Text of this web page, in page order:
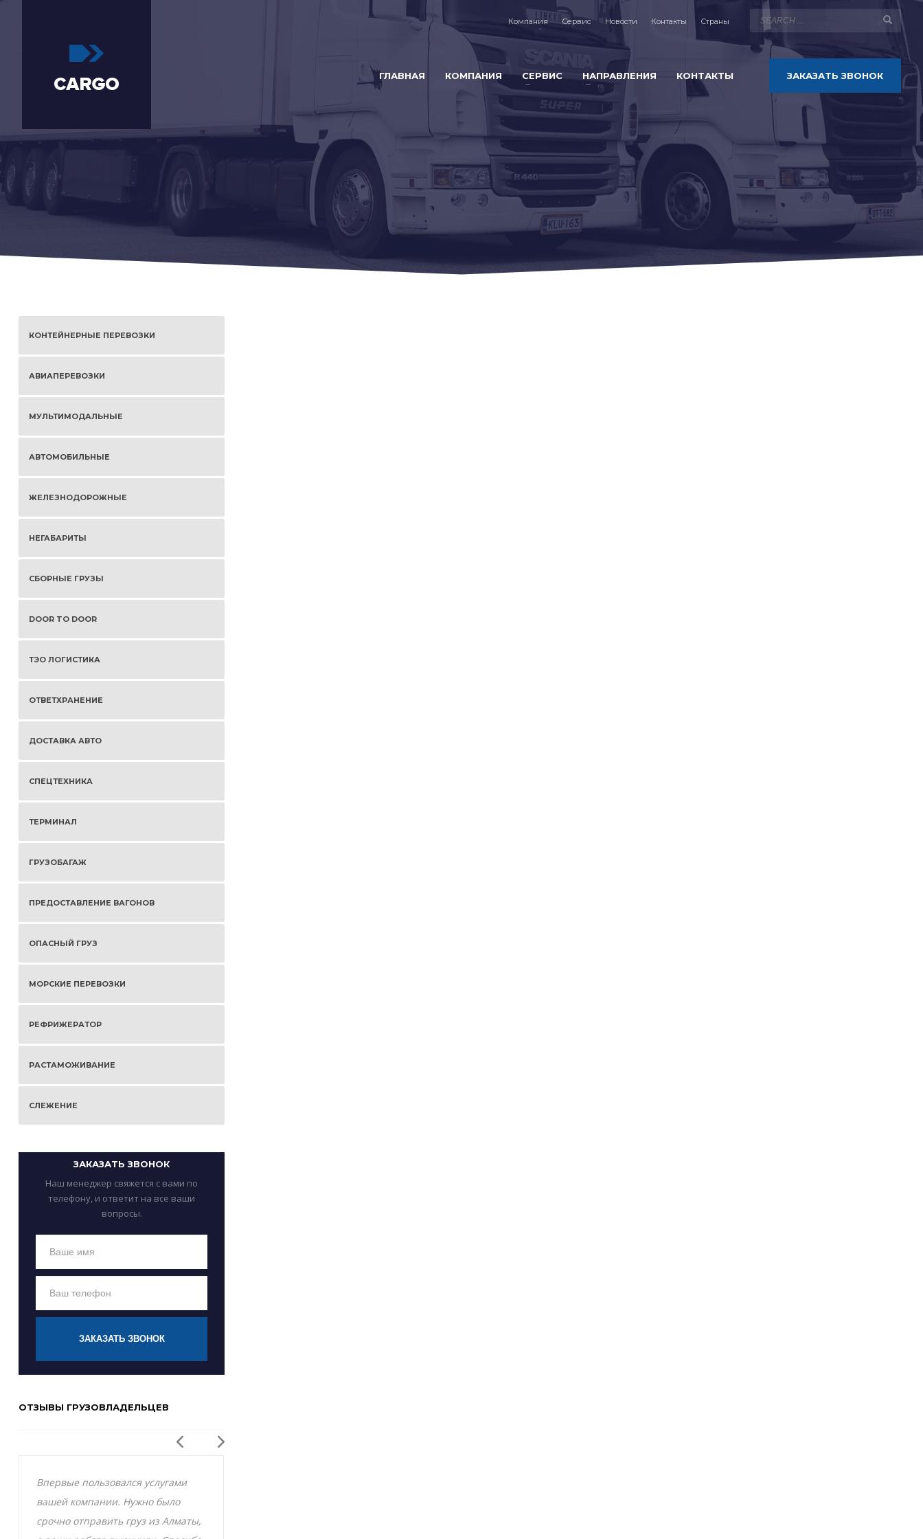
Компания Сервис Новости Контакты Страны
ГЛАВНАЯ КОМПАНИЯ СЕРВИС НАПРАВЛЕНИЯ КОНТАКТЫ ЗАКАЗАТЬ ЗВОНОК
КОНТЕЙНЕРНЫЕ ПЕРЕВОЗКИ
АВИАПЕРЕВОЗКИ
МУЛЬТИМОДАЛЬНЫЕ
АВТОМОБИЛЬНЫЕ
ЖЕЛЕЗНОДОРОЖНЫЕ
НЕГАБАРИТЫ
СБОРНЫЕ ГРУЗЫ
DOOR TO DOOR
ТЭО ЛОГИСТИКА
ОТВЕТХРАНЕНИЕ
ДОСТАВКА АВТО
СПЕЦТЕХНИКА
ТЕРМИНАЛ
ГРУЗОБАГАЖ
ПРЕДОСТАВЛЕНИЕ ВАГОНОВ
ОПАСНЫЙ ГРУЗ
МОРСКИЕ ПЕРЕВОЗКИ
РЕФРИЖЕРАТОР
РАСТАМОЖИВАНИЕ
СЛЕЖЕНИЕ
ЗАКАЗАТЬ ЗВОНОК
Наш менеджер свяжется с вами по
телефону, и ответит на все ваши
вопросы.
ЗАКАЗАТЬ ЗВОНОК
ОТЗЫВЫ ГРУЗОВЛАДЕЛЬЦЕВ
Впервые пользовался услугами
вашей компании. Нужно было
срочно отправить груз из Алматы,